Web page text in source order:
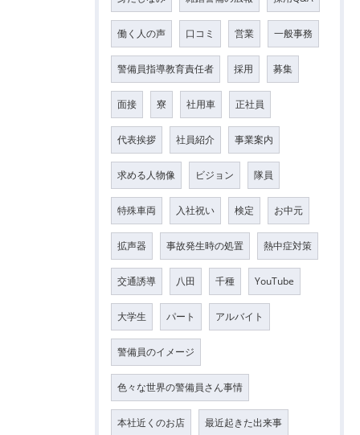
働く人の声 口コミ 営業 一般事務
警備員指導教育責任者 採用 募集
面接 寮 社用車 正社員
代表挨拶 社員紹介 事業案内
求める人物像 ビジョン 隊員
特殊車両 入社祝い 検定 お中元
拡声器 事故発生時の処置 熱中症対策
交通誘導 八田 千種 YouTube
大学生 パート アルバイト
警備員のイメージ
色々な世界の警備員さん事情
本社近くのお店 最近起きた出来事